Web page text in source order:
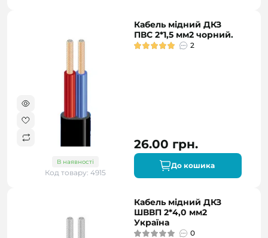
В наявності
Код товару: 4915
Кабель мідний ДКЗ
ПВС 2*1,5 мм2 чорний.
2
26.00 грн.
До кошика
Кабель мідний ДКЗ
ШВВП 2*4,0 мм2
Україна
0